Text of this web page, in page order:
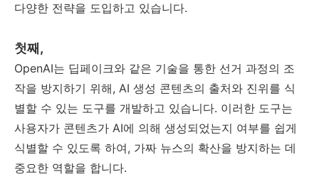
다양한 전략을 도입하고 있습니다.
첫째,
OpenAI는 딥페이크와 같은 기술을 통한 선거 과정의 조
작을 방지하기 위해, AI 생성 콘텐츠의 출처와 진위를 식
별할 수 있는 도구를 개발하고 있습니다. 이러한 도구는
사용자가 콘텐츠가 AI에 의해 생성되었는지 여부를 쉽게
식별할 수 있도록 하여, 가짜 뉴스의 확산을 방지하는 데
중요한 역할을 합니다.